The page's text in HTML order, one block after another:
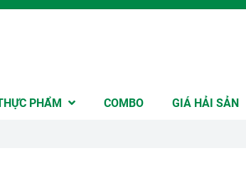
PHẨM COMBO GIÁ HẢI SẢN